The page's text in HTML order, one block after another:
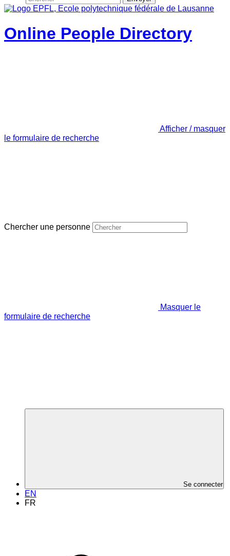
Online People Directory
Afficher / masquer
le formulaire de recherche
Chercher une personne
Masquer le
formulaire de recherche
Se connecter
EN
FR